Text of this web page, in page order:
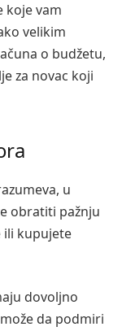
koje vam
velikim
o budžetu,
za novac koji
u
obratiti pažnju
ili kupujete
dovoljno
da podmiri